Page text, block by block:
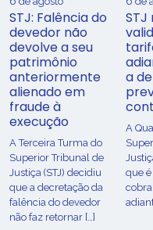
STJ: Falência do
devedor não
devolve a seu
patrimônio
anteriormente
alienado em
fraude à
execução
A Terceira Turma do
Superior Tribunal de
Justiça (STJ) decidiu
que a decretação da
falência do devedor
não faz retornar […]
a
A
que